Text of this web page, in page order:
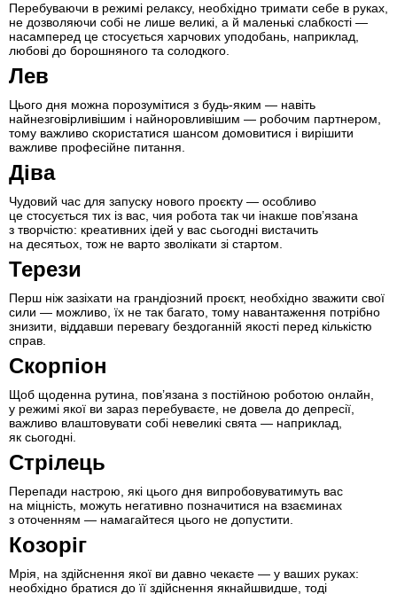
Перебуваючи в режимі релаксу, необхідно тримати себе в руках,
не дозволяючи собі не лише великі, а й маленькі слабкості —
насамперед це стосується харчових уподобань, наприклад,
любові до борошняного та солодкого.
Лев
Цього дня можна порозумітися з будь-яким — навіть
найнезговірливішим і найноровливішим — робочим партнером,
тому важливо скористатися шансом домовитися і вирішити
важливе професійне питання.
Діва
Чудовий час для запуску нового проєкту — особливо
це стосується тих із вас, чия робота так чи інакше пов’язана
з творчістю: креативних ідей у вас сьогодні вистачить
на десятьох, тож не варто зволікати зі стартом.
Терези
Перш ніж зазіхати на грандіозний проєкт, необхідно зважити свої
сили — можливо, їх не так багато, тому навантаження потрібно
знизити, віддавши перевагу бездоганній якості перед кількістю
справ.
Скорпіон
Щоб щоденна рутина, пов’язана з постійною роботою онлайн,
у режимі якої ви зараз перебуваєте, не довела до депресії,
важливо влаштовувати собі невеликі свята — наприклад,
як сьогодні.
Стрілець
Перепади настрою, які цього дня випробовуватимуть вас
на міцність, можуть негативно позначитися на взаєминах
з оточенням — намагайтеся цього не допустити.
Козоріг
Мрія, на здійснення якої ви давно чекаєте — у ваших руках:
необхідно братися до її здійснення якнайшвидше, тоді